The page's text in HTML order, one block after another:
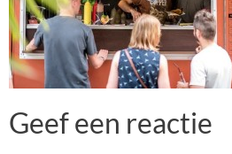
Geef een reactie